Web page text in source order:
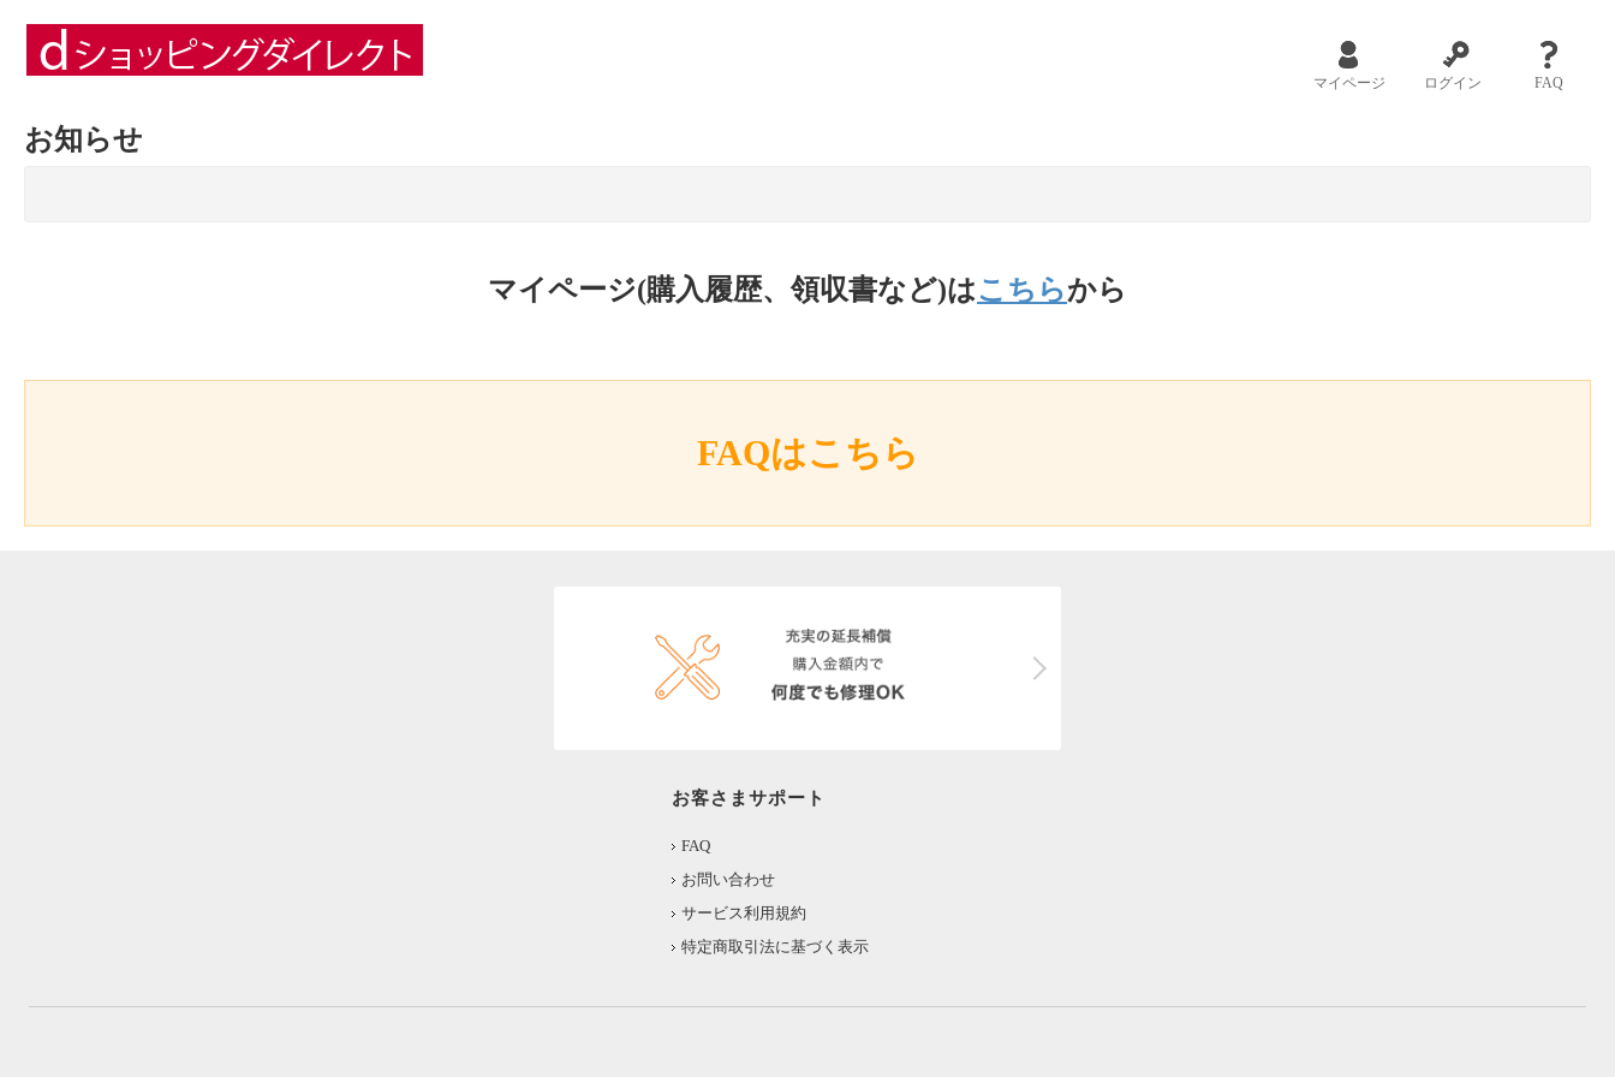
マイページ ログイン FAQ
お知らせ
マイページ(購入履歴、領収書など)はこちらから
FAQはこちら
お客さまサポート
FAQ
お問い合わせ
サービス利用規約
特定商取引法に基づく表示